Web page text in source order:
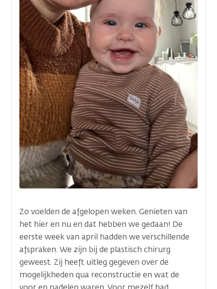
Zo voelden de afgelopen weken. Genieten van
het hier en nu en dat hebben we gedaan! De
eerste week van april hadden we verschillende
afspraken. We zijn bij de plastisch chirurg
geweest. Zij heeft uitleg gegeven over de
mogelijkheden qua reconstructie en wat de